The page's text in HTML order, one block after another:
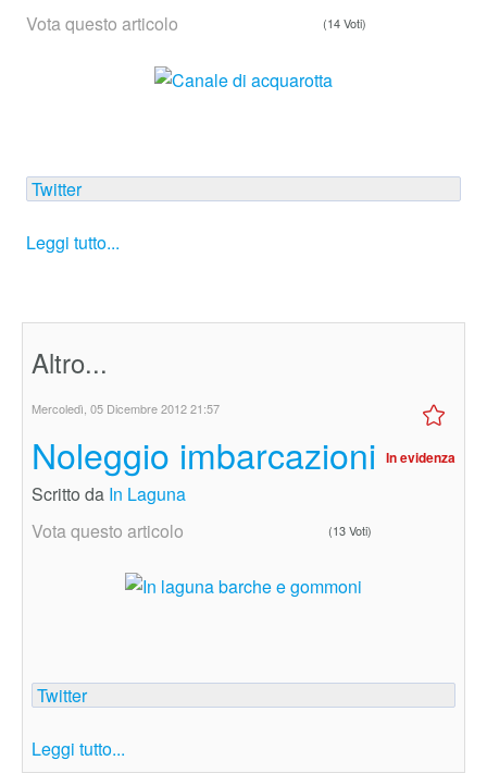
Vota questo articolo
(14 Voti)
Twitter
Leggi tutto...
Altro...
Mercoledì, 05 Dicembre 2012 21:57
Noleggio imbarcazioni In evidenza
Scritto da In Laguna
Vota questo articolo
(13 Voti)
Twitter
Leggi tutto...